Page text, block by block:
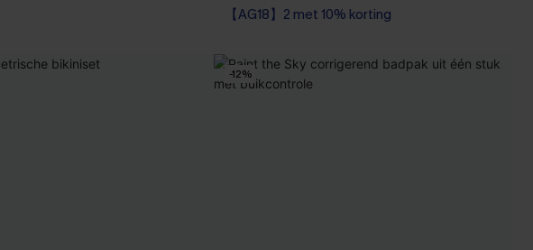
【AG18】2 met 10% korting
【AG18】2 met 10% korting
-12%